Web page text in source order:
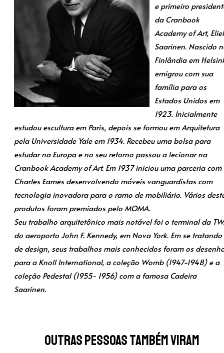
e primeiro
da Cranbook
Academy of Art, Eliel
Saarinen. Nascido
Finlândia em
emigrou com sua
família para os
Estados Unidos em
1923. Inicialmente
estudou escultura em Paris, depois se formou em Arquitetura
pela Universidade Yale em 1934. Recebeu uma bolsa para
estudar na Europa e no seu retorno passou a lecionar na
Cranbook Academy of Art. Em 1937 iniciou uma parceria com
Charles Eames desenvolvendo móveis vanguardistas com
tecnologia inovadora para o ramo de mobiliário. Vários
produtos foram premiados pelo MOMA.
Seu trabalho arquitetônico mais notável foi o terminal da
do aeroporto John F. Kennedy, em Nova York. Em se tratando
de design, seus trabalhos mais conhecidos foram os
para a Knoll International, a coleção Womb (1947-1948) e a
coleção Pedestal (1955- 1956) com a famosa Cadeira
Saarinen.
Outras pessoas também viram